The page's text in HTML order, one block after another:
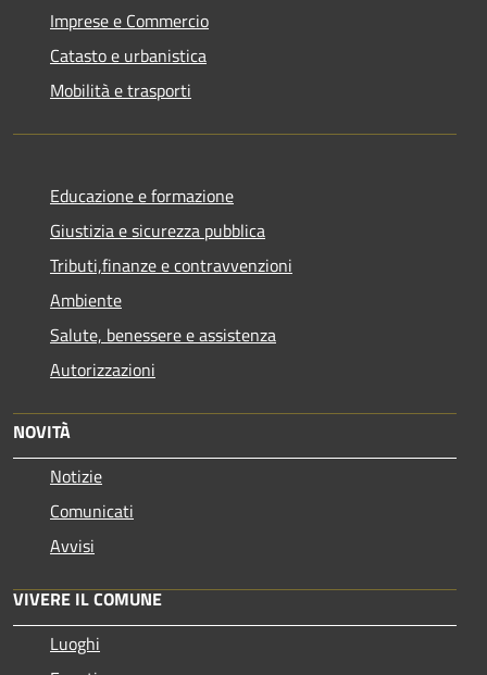
Imprese e Commercio
Catasto e urbanistica
Mobilità e trasporti
Educazione e formazione
Giustizia e sicurezza pubblica
Tributi,finanze e contravvenzioni
Ambiente
Salute, benessere e assistenza
Autorizzazioni
NOVITÀ
Notizie
Comunicati
Avvisi
VIVERE IL COMUNE
Luoghi